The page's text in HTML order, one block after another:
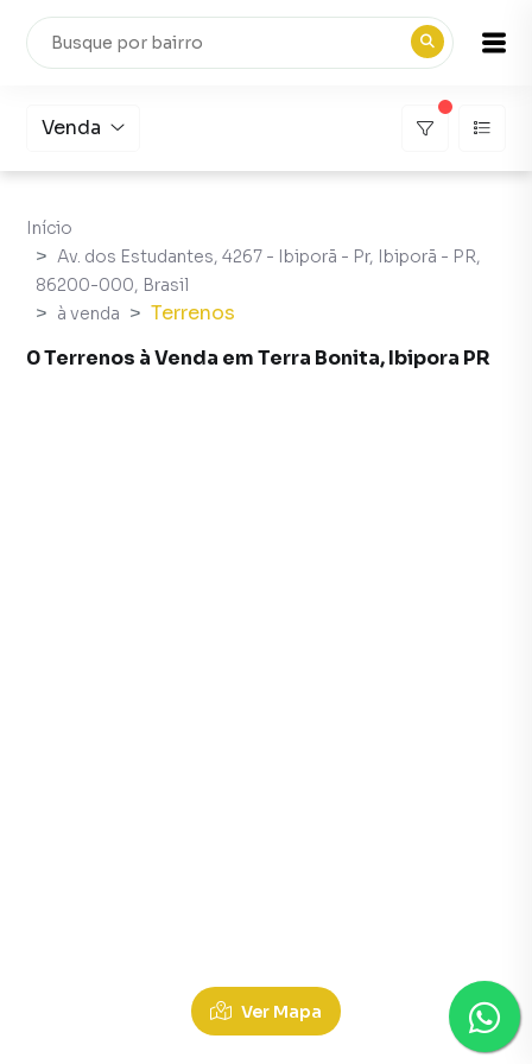
Venda
Início
Av. dos Estudantes, 4267 - Ibiporã - Pr, Ibiporã - PR,
86200-000, Brasil
à venda
Terrenos
0 Terrenos à Venda em Terra Bonita, Ibipora PR
Ver Mapa